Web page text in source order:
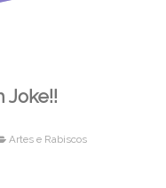
Joke!!
Artes e Rabiscos